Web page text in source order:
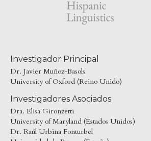
Investigador Principal
Dr. Javier Muñoz-Basols
University of Oxford (Reino Unido)
Investigadores Asociados
Dra. Elisa Gironzetti
University of Maryland (Estados Unidos)
Dr. Raúl Urbina Fonturbel